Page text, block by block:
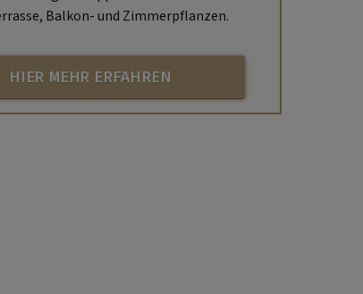
Balkon- und Zimmerpflanzen.
HIER MEHR ERFAHREN